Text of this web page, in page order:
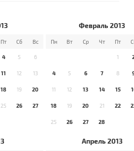
Пт Сб Вс
4 5 6
11 12 13
18 19 20
25 26 27
Февраль 2013
Пн Вт Ср Чт Пт
1
4 5 6 7 8
11 12 13 14 15
18 19 20 21 22
25 26 27 28
Апрель 2013